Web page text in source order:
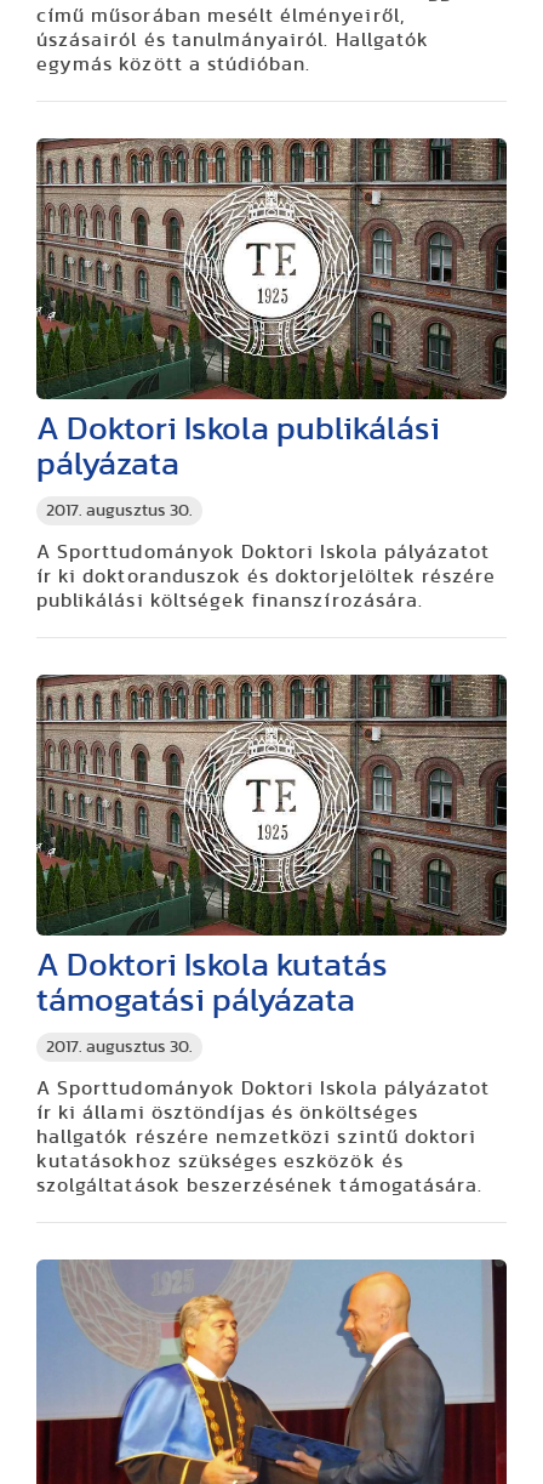
című műsorában mesélt élményeiről,
úszásairól és tanulmányairól. Hallgatók
egymás között a stúdióban.
2017. augusztus 30.
A Doktori Iskola publikálási
pályázata
A Sporttudományok Doktori Iskola pályázatot
ír ki doktoranduszok és doktorjelöltek részére
publikálási költségek finanszírozására.
2017. augusztus 30.
A Doktori Iskola kutatás
támogatási pályázata
A Sporttudományok Doktori Iskola pályázatot
ír ki állami ösztöndíjas és önköltséges
hallgatók részére nemzetközi szintű doktori
kutatásokhoz szükséges eszközök és
szolgáltatások beszerzésének támogatására.